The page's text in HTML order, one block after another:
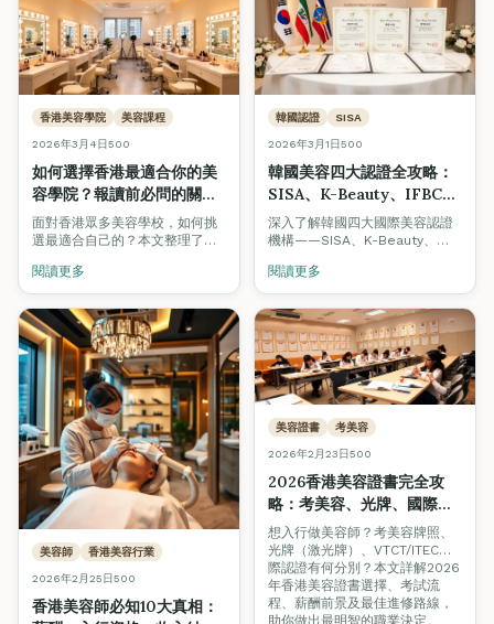
香港美容學院 美容課程
2026年3月4日500
如何選擇香港最適合你的美
容學院？報讀前必問的關鍵
問題（2026年最新指南）
面對香港眾多美容學校，如何挑
選最適合自己的？本文整理了報
認證、師資、就業支援等，附學
生真實案例分享。
閱讀更多
韓國認證 SISA
2026年3月1日500
韓國美容四大認證全攻略：
SISA、K-Beauty、IFBC、
GPF｜香港考取韓國美容證
書指南
深入了解韓國四大國際美容認證
機構——SISA、K-Beauty、
藝國際培訓學院考取這些備受業
界認可的韓國美容專業證書。
閱讀更多
美容師 香港美容行業
2026年2月25日500
香港美容師必知10大真相：
美容證書 考美容
2026年2月23日500
2026香港美容證書完全攻
略：考美容、光牌、國際認
證一文睇清
想入行做美容師？考美容牌照、
光牌（激光牌）、VTCT/ITEC國
際認證有何分別？本文詳解2026
年香港美容證書選擇、考試流
程、薪酬前景及最佳進修路線，
助你做出最明智的職業決定。